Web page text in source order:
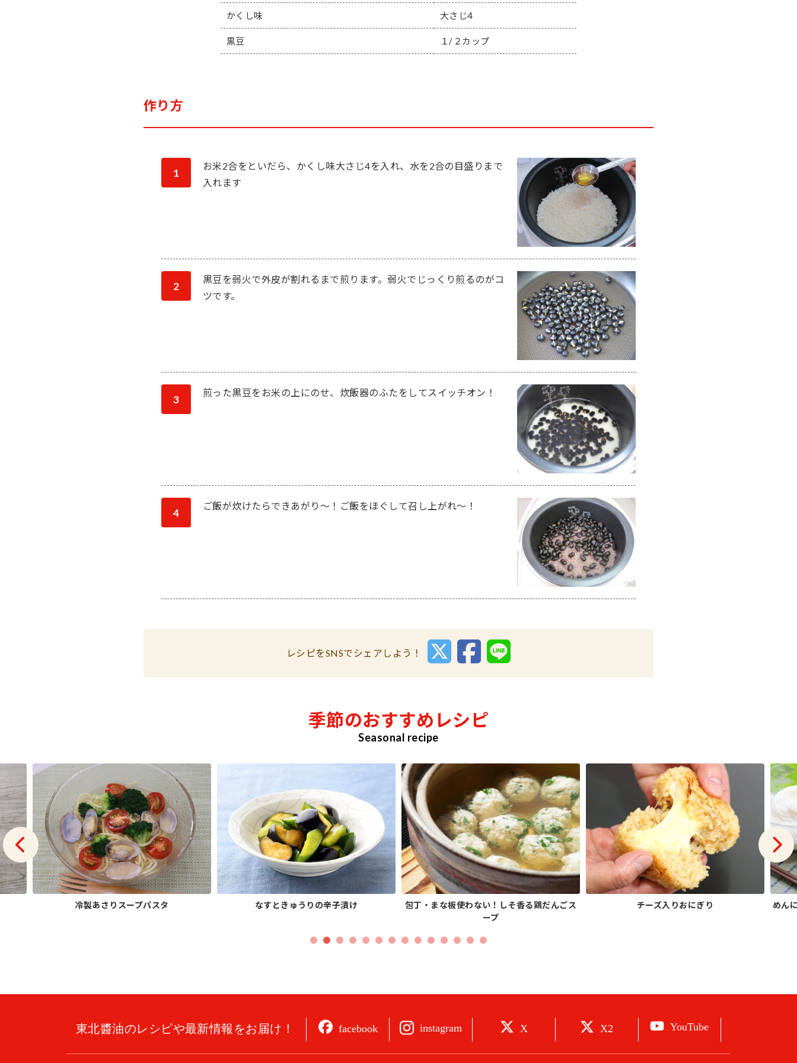
かくし味 大さじ4
黒豆 １/２カップ
作り方
1
お米2合をといだら、かくし味大さじ4を入れ、水を2合の目盛りまで
入れます
2
黒豆を弱火で外皮が割れるまで煎ります。弱火でじっくり煎るのがコ
ツです。
3
煎った黒豆をお米の上にのせ、炊飯器のふたをしてスイッチオン！
4
ご飯が炊けたらできあがり～！ご飯をほぐして召し上がれ～！
レシピをSNSでシェアしよう！
季節のおすすめレシピ
Seasonal recipe
冷製あさりスープパスタ なすときゅうりの辛子漬け
包丁・まな板使わない！しそ香る鶏だんごス
ープ
チーズ入りおにぎり めん
東北醬油のレシピや最新情報をお届け！ facebook instagram X X2 YouTube